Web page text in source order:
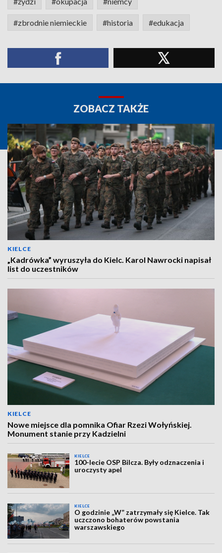
#zbrodnie niemieckie #historia #edukacja
ZOBACZ TAKŻE
KIELCE
„Kadrówka” wyruszyła do Kielc. Karol Nawrocki napisał
list do uczestników
KIELCE
Nowe miejsce dla pomnika Ofiar Rzezi Wołyńskiej.
Monument stanie przy Kadzielni
KIELCE
100-lecie OSP Bilcza. Były odznaczenia i
uroczysty apel
KIELCE
O godzinie „W” zatrzymały się Kielce. Tak
uczczono bohaterów powstania
warszawskiego